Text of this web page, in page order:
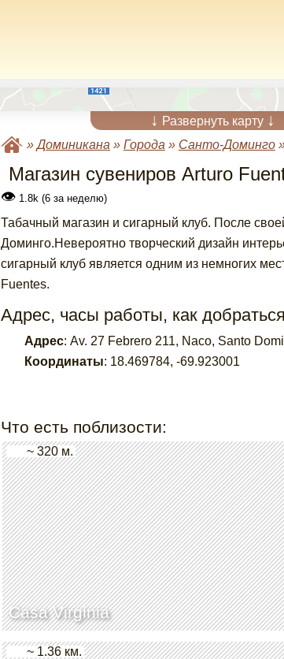
↓ Развернуть карту ↓
»Доминикана » Города » Санто-Доминго
Магазин сувениров Arturo
👁1.8k (6 за неделю)
Табачный магазин и сигарный клуб. После
Доминго.Невероятно творческий дизайн
сигарный клуб является одним из немногих
Fuentes.
Адрес, часы работы, как добраться
Адрес: Av. 27 Febrero 211, Naco, Santo
Координаты: 18.469784, -69.923001
Что есть поблизости:
Casa Virginia
~ 320 м.
~ 1.36 км.